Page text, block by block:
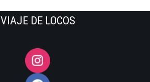
VIAJE DE LOCOS